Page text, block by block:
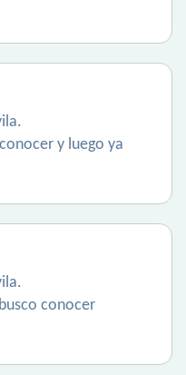
y luego ya
conocer